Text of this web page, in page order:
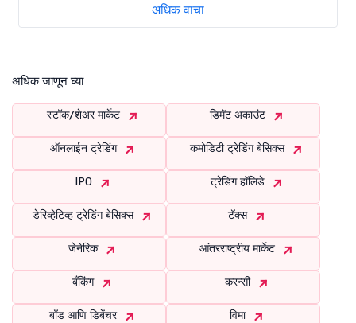
अधिक वाचा
अधिक जाणून घ्या
स्टॉक/शेअर मार्केट डिमॅट अकाउंट
ऑनलाईन ट्रेडिंग कमोडिटी ट्रेडिंग बेसिक्स
IPO ट्रेडिंग हॉलिडे
डेरिव्हेटिव्ह ट्रेडिंग बेसिक्स टॅक्स
जेनेरिक आंतरराष्ट्रीय मार्केट
बँकिंग करन्सी
बाँड आणि डिबेंचर विमा